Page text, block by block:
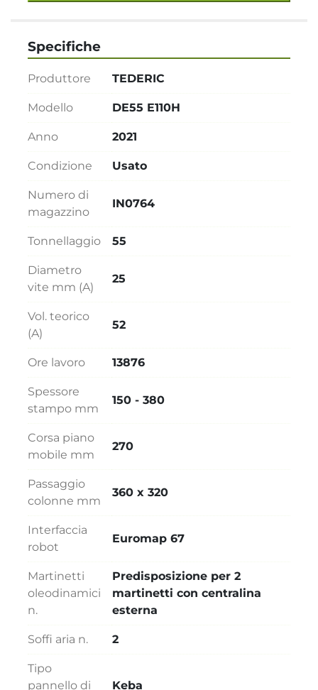
Specifiche
Produttore TEDERIC
Modello DE55 E110H
Anno 2021
Condizione Usato
Numero di
magazzino
IN0764
Tonnellaggio 55
Diametro
vite mm (A)
25
Vol. teorico
(A)
52
Ore lavoro 13876
Spessore
stampo mm
150 - 380
Corsa piano
mobile mm
270
Passaggio
colonne mm
360 x 320
Interfaccia
robot
Euromap 67
Martinetti
oleodinamici
n.
Predisposizione per 2
martinetti con centralina
esterna
Soffi aria n. 2
Tipo
pannello di
Keba